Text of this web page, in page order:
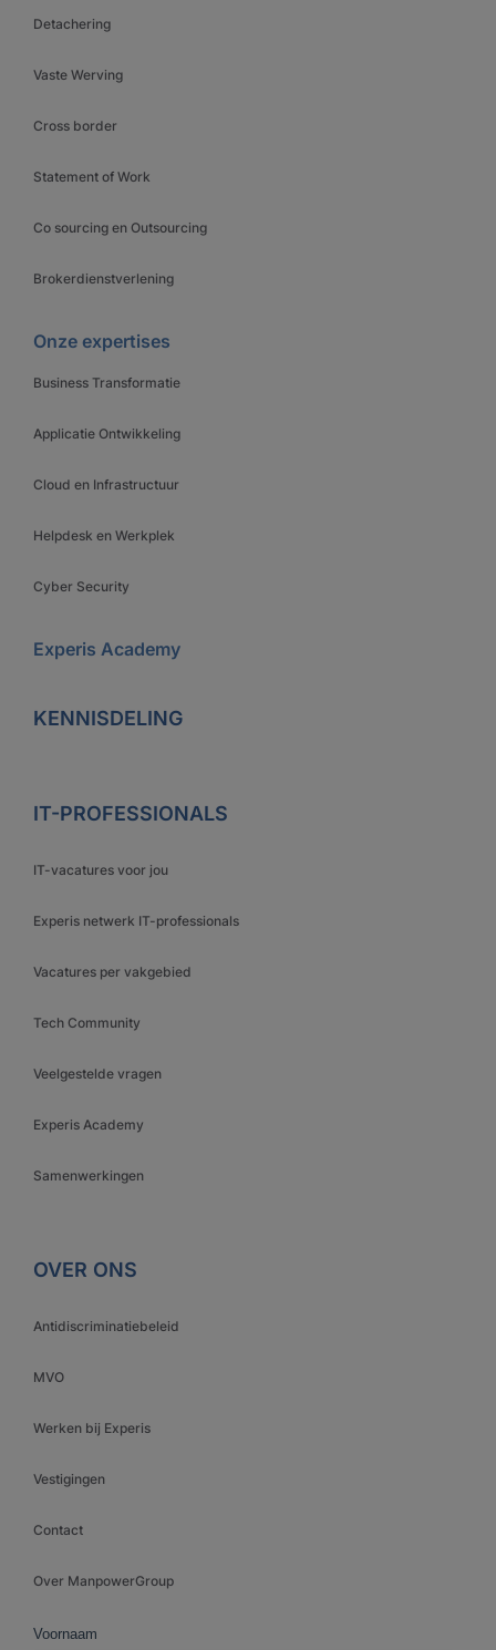
Detachering
Vaste Werving
Cross border
Statement of Work
Co sourcing en Outsourcing
Brokerdienstverlening
Onze expertises
Business Transformatie
Applicatie Ontwikkeling
Cloud en Infrastructuur
Helpdesk en Werkplek
Cyber Security
Experis Academy
KENNISDELING
IT-PROFESSIONALS
IT-vacatures voor jou
Experis netwerk IT-professionals
Vacatures per vakgebied
Tech Community
Veelgestelde vragen
Experis Academy
Samenwerkingen
OVER ONS
Antidiscriminatiebeleid
MVO
Werken bij Experis
Vestigingen
Contact
Over ManpowerGroup